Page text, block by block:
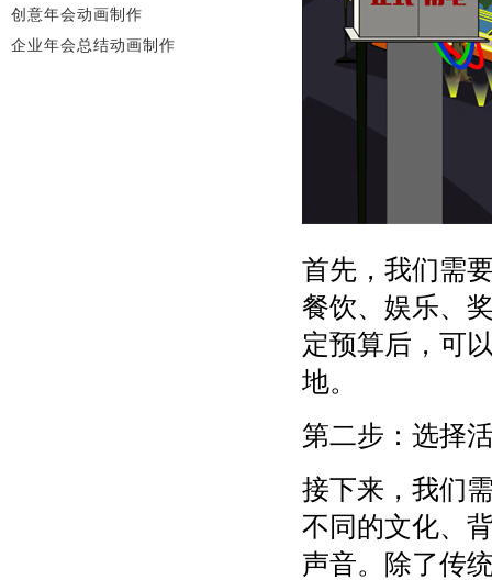
首先，我们需
餐饮、娱乐、
定预算后，可
地。
第二步：选择
接下来，我们
不同的文化、
声音。除了传
创意年会动画制作
企业年会总结动画制作